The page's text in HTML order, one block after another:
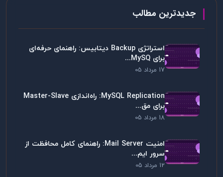
جدیدترین مطالب
استراتژی Backup دیتابیس: راهنمای حرفه‌ای
برای MySQ...
17 مرداد 05
MySQL Replication: راه‌اندازی Master-Slave
برای مق...
18 مرداد 05
امنیت Mail Server: راهنمای کامل محافظت از
سرور ایم...
12 مرداد 05